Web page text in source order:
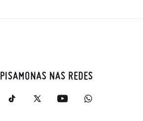
PISAMONAS NAS REDES